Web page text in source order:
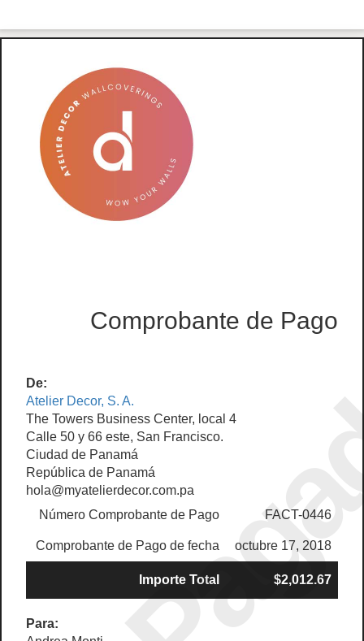
Comprobante de Pago
De:
Atelier Decor, S. A.
The Towers Business Center, local 4
Calle 50 y 66 este, San Francisco.
Ciudad de Panamá
República de Panamá
hola@myatelierdecor.com.pa
Número Comprobante de Pago
FACT-0446
Comprobante de Pago de fecha octubre 17, 2018
Importe Total $2,012.67
Para: